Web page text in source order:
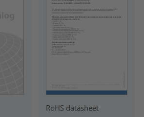
RoHS datasheet